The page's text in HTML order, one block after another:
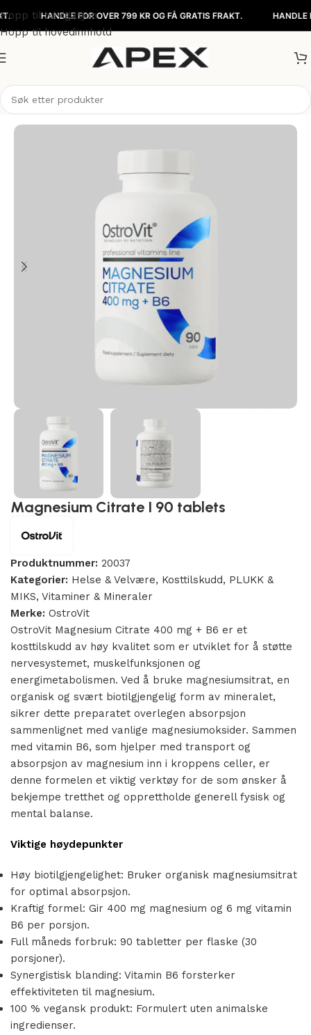
HANDLE FOR OVER 799 KR OG FÅ GRATIS FRAKT. HANDLE FOR
Hopp til navigasjon
Hopp til hovedinnhold
Kosttilskudd
Magnesium Citrate I 90 tablets
Produktnummer: 20037
Kategorier: Helse & Velvære, Kosttilskudd, PLUKK &
MIKS, Vitaminer & Mineraler
Merke: OstroVit
OstroVit Magnesium Citrate 400 mg + B6 er et
kosttilskudd av høy kvalitet som er utviklet for å støtte
nervesystemet, muskelfunksjonen og
energimetabolismen. Ved å bruke magnesiumsitrat, en
organisk og svært biotilgjengelig form av mineralet,
sikrer dette preparatet overlegen absorpsjon
sammenlignet med vanlige magnesiumoksider. Sammen
med vitamin B6, som hjelper med transport og
absorpsjon av magnesium inn i kroppens celler, er
denne formelen et viktig verktøy for de som ønsker å
bekjempe tretthet og opprettholde generell fysisk og
mental balanse.
Viktige høydepunkter
Høy biotilgjengelighet: Bruker organisk magnesiumsitrat
for optimal absorpsjon.
Kraftig formel: Gir 400 mg magnesium og 6 mg vitamin
B6 per porsjon.
Full måneds forbruk: 90 tabletter per flaske (30
porsjoner).
Synergistisk blanding: Vitamin B6 forsterker
effektiviteten til magnesium.
100 % vegansk produkt: Formulert uten animalske
ingredienser.